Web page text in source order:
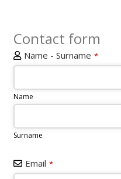
Contact form
Name - Surname *
Name
Surname
Email *